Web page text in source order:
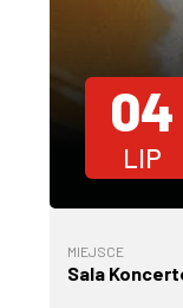
04
LIP
MIEJSCE
Sala